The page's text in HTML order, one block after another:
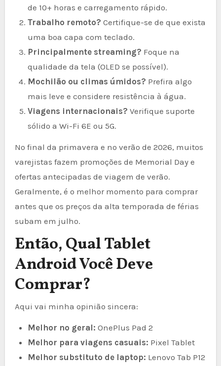
de 10+ horas e carregamento rápido.
Trabalho remoto? Certifique-se de que exista
uma boa capa com teclado.
Principalmente streaming? Foque na
qualidade da tela (OLED se possível).
Mochilão ou climas úmidos? Prefira algo
mais leve e considere resistência à água.
Viagens internacionais? Verifique suporte
sólido a Wi-Fi 6E ou 5G.
No final da primavera e no verão de 2026, muitos
varejistas fazem promoções de Memorial Day e
ofertas antecipadas de viagem de verão.
Geralmente, é o melhor momento para comprar
antes que os preços da alta temporada de férias
subam em julho.
Então, Qual Tablet
Android Você Deve
Comprar?
Aqui vai minha opinião sincera:
Melhor no geral: OnePlus Pad 2
Melhor para viagens casuais: Pixel Tablet
Melhor substituto de laptop: Lenovo Tab P12